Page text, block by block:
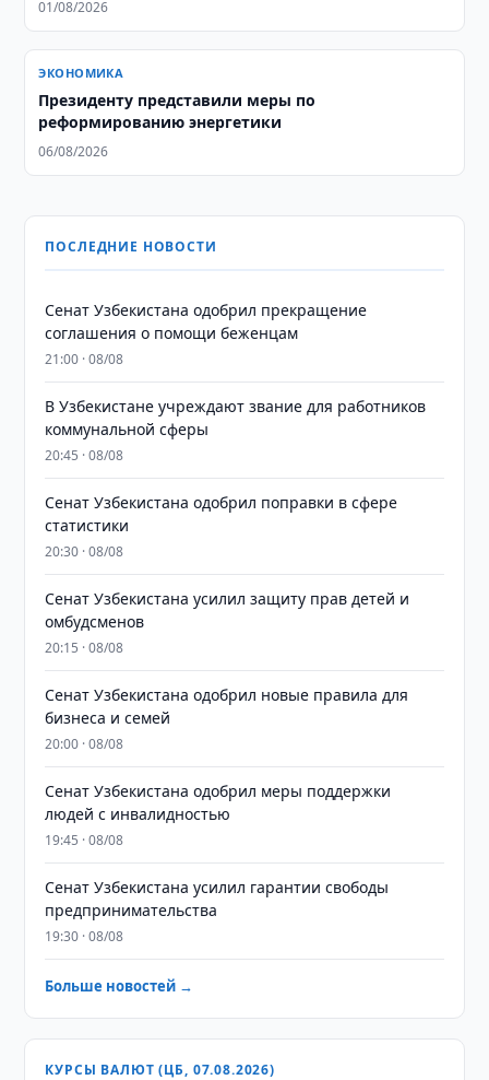
01/08/2026
ЭКОНОМИКА
Президенту представили меры по
реформированию энергетики
06/08/2026
ПОСЛЕДНИЕ НОВОСТИ
Сенат Узбекистана одобрил прекращение
соглашения о помощи беженцам
21:00 · 08/08
В Узбекистане учреждают звание для работников
коммунальной сферы
20:45 · 08/08
Сенат Узбекистана одобрил поправки в сфере
статистики
20:30 · 08/08
Сенат Узбекистана усилил защиту прав детей и
омбудсменов
20:15 · 08/08
Сенат Узбекистана одобрил новые правила для
бизнеса и семей
20:00 · 08/08
Сенат Узбекистана одобрил меры поддержки
людей с инвалидностью
19:45 · 08/08
Сенат Узбекистана усилил гарантии свободы
предпринимательства
19:30 · 08/08
Больше новостей →
КУРСЫ ВАЛЮТ (ЦБ, 07.08.2026)